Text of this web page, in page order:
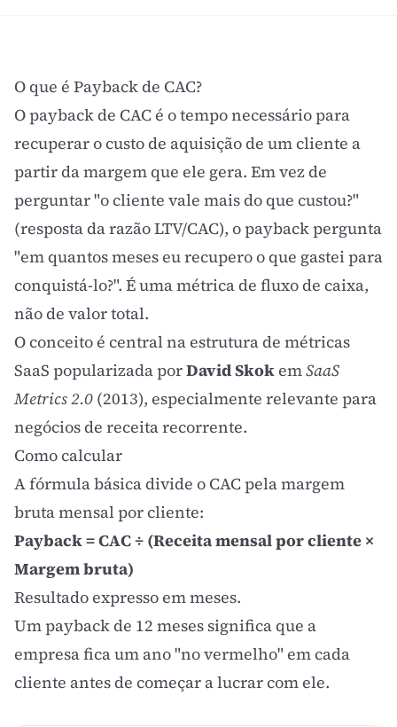
O que é Payback de CAC?
O payback de CACé o tempo necessário para
recuperar ocusto de aquisição de um cliente a
partir da margem que ele gera. Em vez de
perguntar "o cliente vale mais do que custou?"
(resposta darazão LTV/CAC), o payback pergunta
"em quantos meses eu recupero o que gastei para
conquistá-lo?". É uma métrica de fluxo de caixa,
não de valor total.
O conceito é central na estrutura de métricas
SaaS popularizada porDavid SkokemSaaS
Metrics 2.0 (2013), especialmente relevante para
negócios de receita recorrente.
Como calcular
A fórmula básica divide o CAC pela margem
bruta mensal por cliente:
Payback = CAC ÷ (Receita mensal por cliente ×
Margem bruta)
Resultado expresso em meses.
Um payback de 12 meses significa que a
empresa fica um ano "no vermelho" em cada
cliente antes de começar a lucrar com ele.